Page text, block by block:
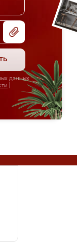
данных